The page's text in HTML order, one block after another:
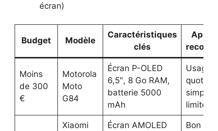
écran)
Budget Modèle
Caractéristiques
clés
Moins
de 300
€
Motorola
Moto
G84
Écran P-OLED
6,5″, 8 Go RAM,
batterie 5000
mAh
Usage
simple,
limité
Xiaomi
Écran AMOLED
Bon